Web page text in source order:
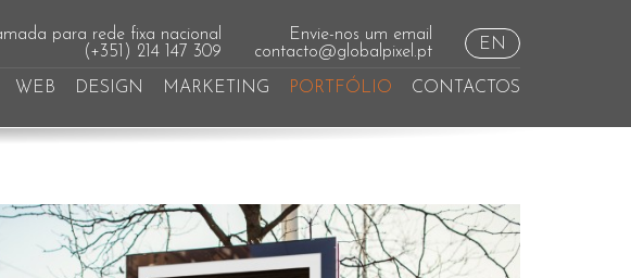
para rede fixa nacional
(+351) 214 147 309
Envie-nos um email
contacto@globalpixel.pt
EN
WEB DESIGN MARKETING PORTFÓLIO CONTACTOS